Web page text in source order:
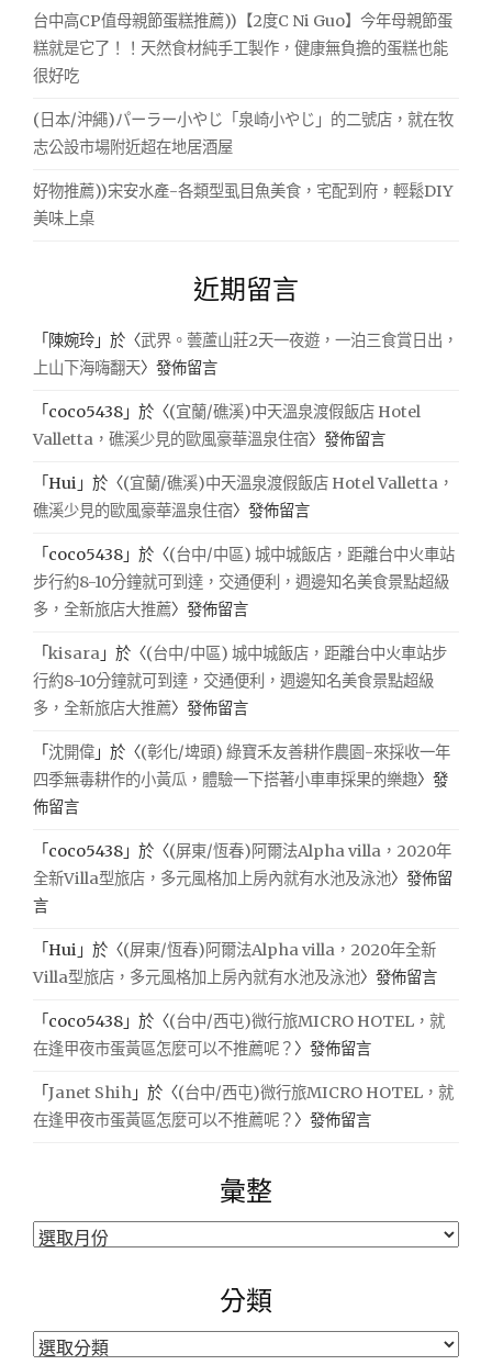
台中高CP值母親節蛋糕推薦))【2度C Ni Guo】今年母親節蛋
糕就是它了！！天然食材純手工製作，健康無負擔的蛋糕也能
很好吃
(日本/沖繩)パーラー小やじ「泉崎小やじ」的二號店，就在牧
志公設市場附近超在地居酒屋
好物推薦))宋安水產-各類型虱目魚美食，宅配到府，輕鬆DIY
美味上桌
近期留言
「 陳婉玲 」於〈武界。蕓蘆山莊2天一夜遊，一泊三食賞日出，
上山下海嗨翻天〉發佈留言
「 coco5438 」於〈(宜蘭/礁溪)中天溫泉渡假飯店 Hotel
Valletta，礁溪少見的歐風豪華溫泉住宿〉發佈留言
「Hui 」於〈(宜蘭/礁溪)中天溫泉渡假飯店 Hotel Valletta，
礁溪少見的歐風豪華溫泉住宿〉發佈留言
「 coco5438 」於〈(台中/中區) 城中城飯店，距離台中火車站
步行約8-10分鐘就可到達，交通便利，週邊知名美食景點超級
多，全新旅店大推薦〉發佈留言
「kisara 」於〈(台中/中區) 城中城飯店，距離台中火車站步
行約8-10分鐘就可到達，交通便利，週邊知名美食景點超級
多，全新旅店大推薦〉發佈留言
「沈開偉 」於〈(彰化/埤頭) 綠寶禾友善耕作農園-來採收一年
四季無毒耕作的小黃瓜，體驗一下搭著小車車採果的樂趣〉發
佈留言
「 coco5438 」於〈(屏東/恆春)阿爾法Alpha villa，2020年
全新Villa型旅店，多元風格加上房內就有水池及泳池〉發佈留
言
「Hui 」於〈(屏東/恆春)阿爾法Alpha villa，2020年全新
Villa型旅店，多元風格加上房內就有水池及泳池〉發佈留言
「 coco5438 」於〈(台中/西屯)微行旅MICRO HOTEL，就
在逢甲夜市蛋黃區怎麼可以不推薦呢？ 〉發佈留言
「Janet Shih 」於〈(台中/西屯)微行旅MICRO HOTEL，就
在逢甲夜市蛋黃區怎麼可以不推薦呢？ 〉發佈留言
彙整
彙
分類
分